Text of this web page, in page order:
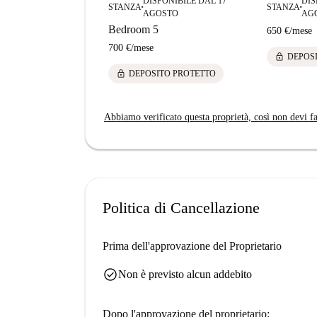
STANZA ■
AGOSTO
Bedroom 5
700 €/mese
lock DEPOSITO PROTETTO
STANZA ■
650 €/mese
lock
Abbiamo verificato questa proprietà, così non devi
Politica di Cancellazione
Prima dell'approvazione del Proprietario
check_circleNon è previsto alcun addebito
Dopo l'approvazione del proprietario: